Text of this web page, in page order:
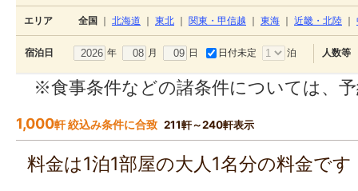
エリア 全国 北海道 東北 関東・甲信越 東海 近畿・北陸
宿泊日 年 月 日 日付未定 泊 人数等
※食事条件などの諸条件については、
1,000軒 絞込み条件に合致 211軒～240軒表示
料金は1泊1部屋の大人1名分の料金で